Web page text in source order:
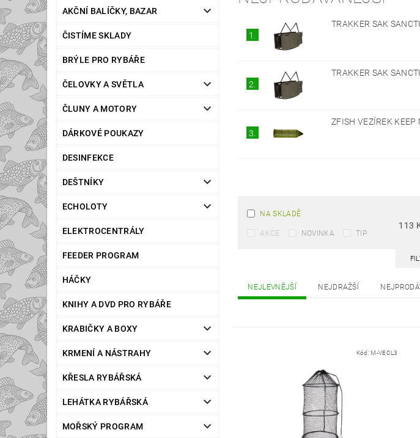
AKČNÍ BALÍČKY, BAZAR
ČISTÍME SKLADY
BRÝLE PRO RYBÁŘE
ČELOVKY A SVĚTLA
ČLUNY A MOTORY
DÁRKOVÉ POUKAZY
DESINFEKCE
DEŠTNÍKY
ECHOLOTY
ELEKTROCENTRÁLY
FEEDER PROGRAM
HÁČKY
KNIHY A DVD PRO RYBÁŘE
KRABIČKY A BOXY
KRMENÍ A NÁSTRAHY
KŘESLA RYBÁŘSKÁ
LEHÁTKA RYBÁŘSKÁ
MOŘSKÝ PROGRAM
1.
TRAKKER SAK
2.
TRAKKER SAK
3.
ZFISH VEZÍREK KEEP
NA SKLADĚ
AKCE NOVINKA TIP
113
NEJLEVNĚJŠÍ NEJDRAŽŠÍ
Kód: M-VECL3